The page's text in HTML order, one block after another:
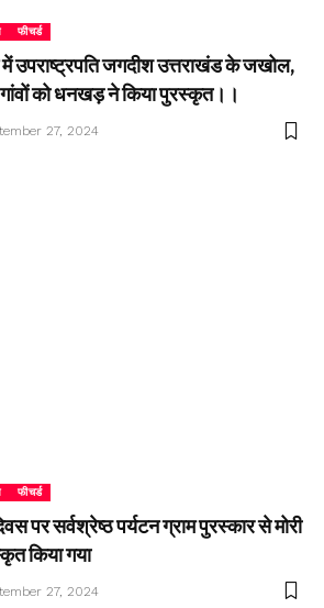
फीचर्ड
में उपराष्ट्रपति जगदीश उत्तराखंड के जखोल,
गांवों को धनखड़ ने किया पुरस्कृत।।
27, 2024
फीचर्ड
पर सर्वश्रेष्ठ पर्यटन ग्राम पुरस्कार से मोरी
किया गया
27, 2024